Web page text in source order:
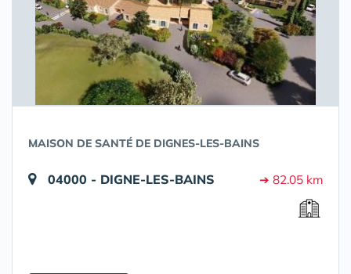
MAISON DE SANTÉ DE DIGNES-LES-BAINS
04000 - DIGNE-LES-BAINS ➔ 82.05 km